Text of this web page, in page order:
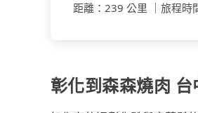
距離 ： 239 公里 旅程時
彰化到森森燒肉